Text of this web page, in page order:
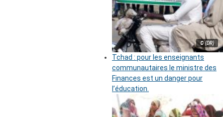
© (DR)
Tchad : pour les enseignants
communautaires le ministre des
Finances est un danger pour
l’éducation.